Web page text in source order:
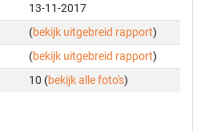
13-11-2017
(bekijk uitgebreid rapport)
(bekijk uitgebreid rapport)
10 (bekijk alle foto's)